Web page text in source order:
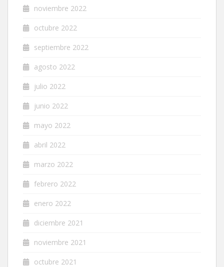
noviembre 2022
octubre 2022
septiembre 2022
agosto 2022
julio 2022
junio 2022
mayo 2022
abril 2022
marzo 2022
febrero 2022
enero 2022
diciembre 2021
noviembre 2021
octubre 2021